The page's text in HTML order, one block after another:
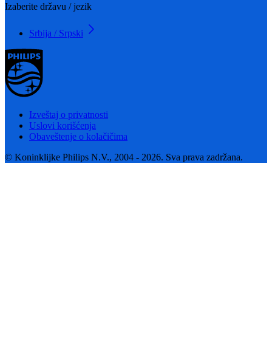
Izaberite državu / jezik
Srbija / Srpski
Izveštaj o privatnosti
Uslovi korišćenja
Obaveštenje o kolačičima
© Koninklijke Philips N.V., 2004 - 2026. Sva prava zadržana.